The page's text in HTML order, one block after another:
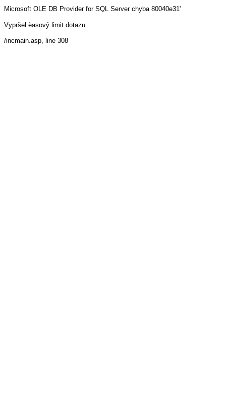
Microsoft OLE DB Provider for SQL Server chyba 80040e31'
Vypršel èasový limit dotazu.
/incmain.asp, line 308